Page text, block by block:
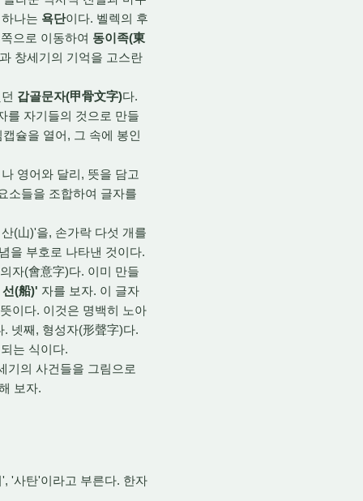
나는 욕단이다. 벨렉의 후
으로 이동하여 동이족(東
창세기의 기억을 고스란
갑골문자(甲骨文字)다.
를 자기들의 것으로 만들
슐을 열어, 그 속에 봉인
영어와 달리, 뜻을 담고
소들을 조합하여 글자를
(山)'을, 손가락 다섯 개를
을 부호로 나타낸 것이다.
자(會意字)다. 이미 만들
(船)' 자를 보자. 이 글자
이다. 이것은 명백히 노아
. 넷째, 형성자(形聲字)다.
는 식이다.
기의 사건들을 그림으로
보자.
'사탄'이라고 부른다. 한자